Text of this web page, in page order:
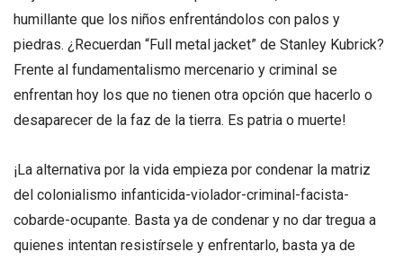
humillante que los niños enfrentándolos con palos y
piedras. ¿Recuerdan “Full metal jacket” de Stanley Kubrick?
Frente al fundamentalismo mercenario y criminal se
enfrentan hoy los que no tienen otra opción que hacerlo o
desaparecer de la faz de la tierra. Es patria o muerte!
¡La alternativa por la vida empieza por condenar la matriz
del colonialismo infanticida-violador-criminal-facista-
cobarde-ocupante. Basta ya de condenar y no dar tregua a
quienes intentan resistírsele y enfrentarlo, basta ya de